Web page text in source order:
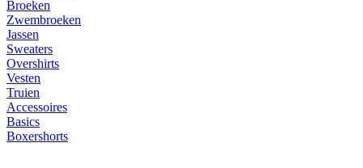
Broeken
Zwembroeken
Jassen
Sweaters
Overshirts
Vesten
Truien
Accessoires
Basics
Boxershorts